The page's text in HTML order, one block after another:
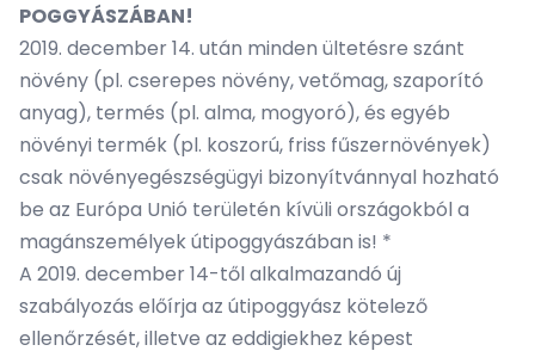
POGGYÁSZÁBAN!
2019. december 14. után minden ültetésre szánt
növény (pl. cserepes növény, vetőmag, szaporító
anyag), termés (pl. alma, mogyoró), és egyéb
növényi termék (pl. koszorú, friss fűszernövények)
csak növényegészségügyi bizonyítvánnyal hozható
be az Európa Unió területén kívüli országokból a
magánszemélyek útipoggyászában is! *
A 2019. december 14-től alkalmazandó új
szabályozás előírja az útipoggyász kötelező
ellenőrzését, illetve az eddigiekhez képest